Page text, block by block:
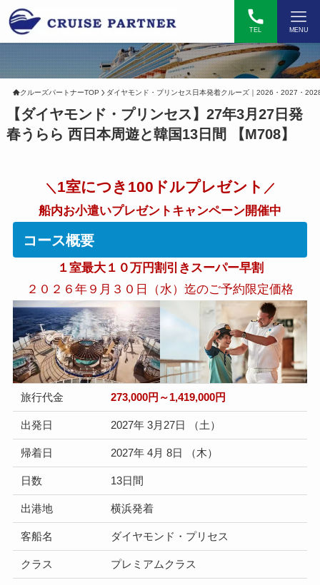
TEL MENU
クルーズパートナーTOP ダイヤモンド・プリンセス日本発着クルーズ｜2026・2027・
【ダイヤモンド・プリンセス】27年3月27日発
春うらら 西日本周遊と韓国13日間 【M708】
＼ 1室につき100ドルプレゼント ／
船内お小遣いプレゼントキャンペーン開催中
コース概要
１室最大１０万円割引きスーパー早割
２０２６年９月３０日（水）迄のご予約限定価格
旅行代金 273,000円～1,419,000円
出発日 2027年 3月27日 （土）
帰着日 2027年 4月 8日 （木）
日数 13日間
出港地 横浜発着
客船名 ダイヤモンド・プリセス
クラス プレミアムクラス